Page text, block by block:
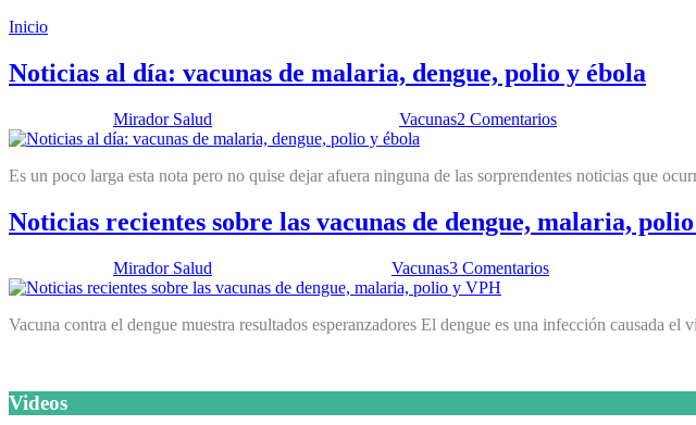
Inicio
Noticias al día: vacunas de malaria, dengue, polio y ébola
Mirador Salud Vacunas2 Comentarios
Es un poco larga esta nota pero no quise dejar afuera ninguna de las sorprendentes noticias que
Noticias recientes sobre las vacunas de dengue, malaria,
Mirador Salud Vacunas3 Comentarios
Vacuna contra el dengue muestra resultados esperanzadores El dengue es una infección causada
Videos